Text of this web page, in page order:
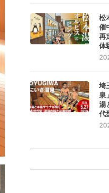
松
催
再
体
埼
泉
湯
代